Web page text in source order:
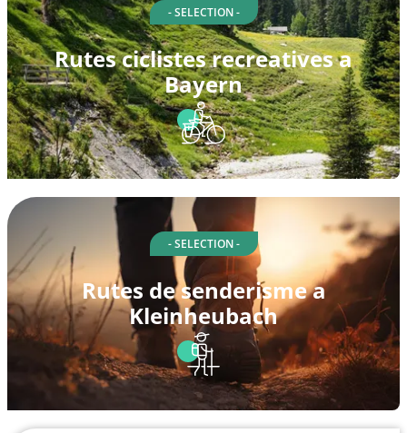
- SELECTION -
Rutes ciclistes recreatives a
Bayern
- SELECTION -
Rutes de senderisme a
Kleinheubach